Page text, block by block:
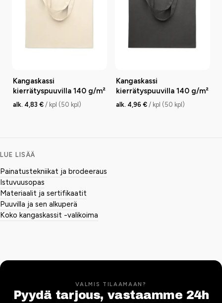
Kangaskassi
kierrätyspuuvilla 140 g/m²
alk. 4,83 € / kpl (50 kpl)
Kangaskassi
kierrätyspuuvilla 140 g/m²
alk. 4,96 € / kpl (50 kpl)
LUE LISÄÄ
Painatustekniikat ja brodeeraus
Istuvuusopas
Materiaalit ja sertifikaatit
Puuvilla ja sen alkuperä
Koko kangaskassit -valikoima
VALMIS TILAAMAAN?
Pyydä tarjous, vastaamme 24h